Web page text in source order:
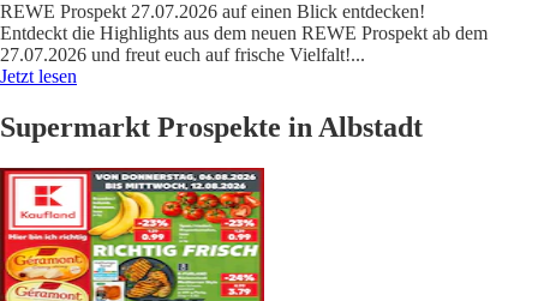
REWE Prospekt 27.07.2026 auf einen Blick entdecken!
Entdeckt die Highlights aus dem neuen REWE Prospekt ab dem
27.07.2026 und freut euch auf frische Vielfalt!...
Jetzt lesen
Supermarkt Prospekte in Albstadt